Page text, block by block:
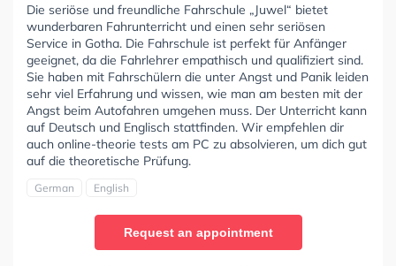
Die seriöse und freundliche Fahrschule „Juwel“ bietet
wunderbaren Fahrunterricht und einen sehr seriösen
Service in Gotha. Die Fahrschule ist perfekt für Anfänger
geeignet, da die Fahrlehrer empathisch und qualifiziert sind.
Sie haben mit Fahrschülern die unter Angst und Panik leiden
sehr viel Erfahrung und wissen, wie man am besten mit der
Angst beim Autofahren umgehen muss. Der Unterricht kann
auf Deutsch und Englisch stattfinden. Wir empfehlen dir
auch online-theorie tests am PC zu absolvieren, um dich gut
auf die theoretische Prüfung.
German English
Request an appointment